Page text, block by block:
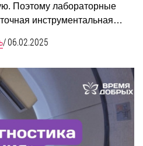
Поэтому лабораторные
инструментальная…
/06.02.2025